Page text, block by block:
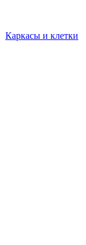
Каркасы и клетки